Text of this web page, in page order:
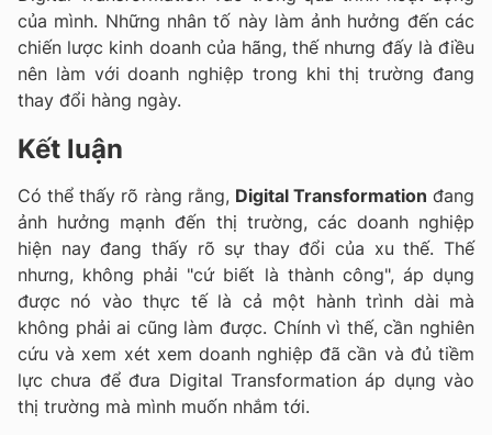
của mình. Những nhân tố này làm ảnh hưởng đến các
chiến lược kinh doanh của hãng, thế nhưng đấy là điều
nên làm với doanh nghiệp trong khi thị trường đang
thay đổi hàng ngày.
Kết luận
Có thể thấy rõ ràng rằng, Digital Transformation đang
ảnh hưởng mạnh đến thị trường, các doanh nghiệp
hiện nay đang thấy rõ sự thay đổi của xu thế. Thế
nhưng, không phải "cứ biết là thành công", áp dụng
được nó vào thực tế là cả một hành trình dài mà
không phải ai cũng làm được. Chính vì thế, cần nghiên
cứu và xem xét xem doanh nghiệp đã cần và đủ tiềm
lực chưa để đưa Digital Transformation áp dụng vào
thị trường mà mình muốn nhắm tới.